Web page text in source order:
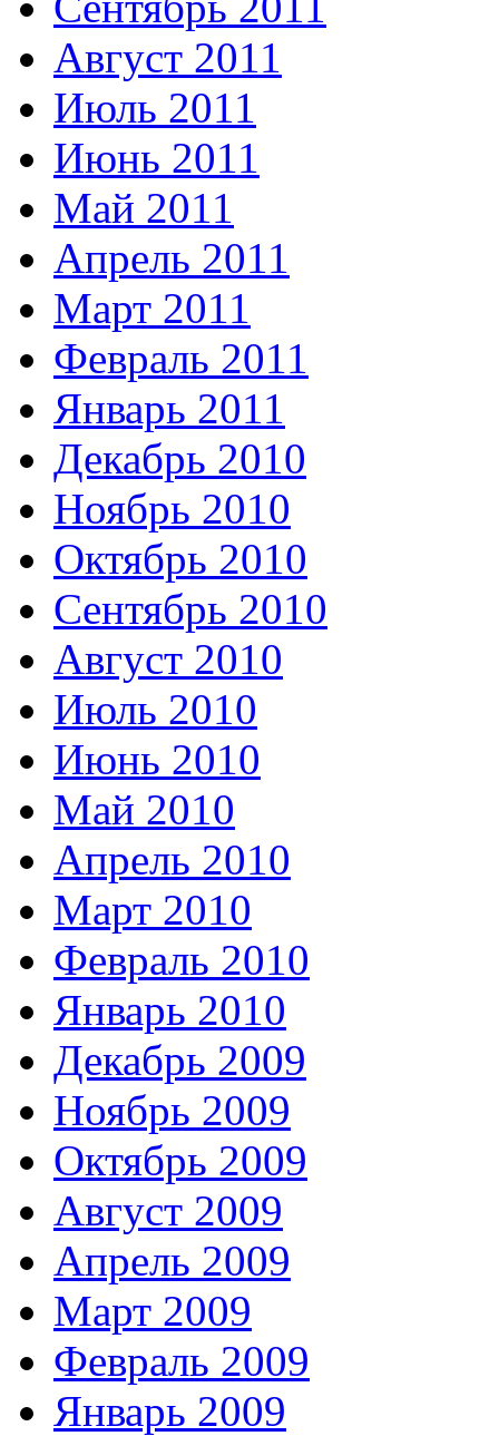
Август 2011
Июль 2011
Июнь 2011
Май 2011
Апрель 2011
Март 2011
Февраль 2011
Январь 2011
Декабрь 2010
Ноябрь 2010
Октябрь 2010
Сентябрь 2010
Август 2010
Июль 2010
Июнь 2010
Май 2010
Апрель 2010
Март 2010
Февраль 2010
Январь 2010
Декабрь 2009
Ноябрь 2009
Октябрь 2009
Август 2009
Апрель 2009
Март 2009
Февраль 2009
Январь 2009